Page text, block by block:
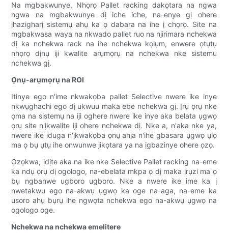
Na mgbakwunye, Nhọrọ Pallet racking dakọtara na ngwa
ngwa na mgbakwunye dị iche iche, na-enye gị ohere
ịhazigharị sistemụ ahụ ka ọ dabara na ihe ị chọrọ. Site na
mgbakwasa waya na nkwado pallet ruo na njirimara nchekwa
dị ka nchekwa rack na ihe nchekwa kọlụm, enwere ọtụtụ
nhọrọ dịnụ iji kwalite arụmọrụ na nchekwa nke sistemu
nchekwa gị.
Ọnụ-arụmọrụ na ROI
Itinye ego n'ime nkwakọba pallet Selective nwere ike inye
nkwụghachi ego dị ukwuu maka ebe nchekwa gị. Ịrụ ọrụ nke
ọma na sistemụ na iji oghere nwere ike inye aka belata ụgwọ
ọrụ site n'ịkwalite iji ohere nchekwa dị. Nke a, n'aka nke ya,
nwere ike iduga n'ịkwakọba ọnụ ahịa n'ihe gbasara ụgwọ ụlọ
ma ọ bụ ụtụ ihe onwunwe jikọtara ya na ịgbazinye ohere ọzọ.
Ọzọkwa, ịdịte aka na ike nke Selective Pallet racking na-eme
ka ndụ ọrụ dị ogologo, na-ebelata mkpa ọ dị maka ịrụzi ma ọ
bụ ngbanwe ugboro ugboro. Nke a nwere ike ime ka ị
nwetakwu ego na-akwụ ụgwọ ka oge na-aga, na-eme ka
usoro ahụ bụrụ ihe ngwọta nchekwa ego na-akwụ ụgwọ na
ogologo oge.
Nchekwa na nchekwa emelitere